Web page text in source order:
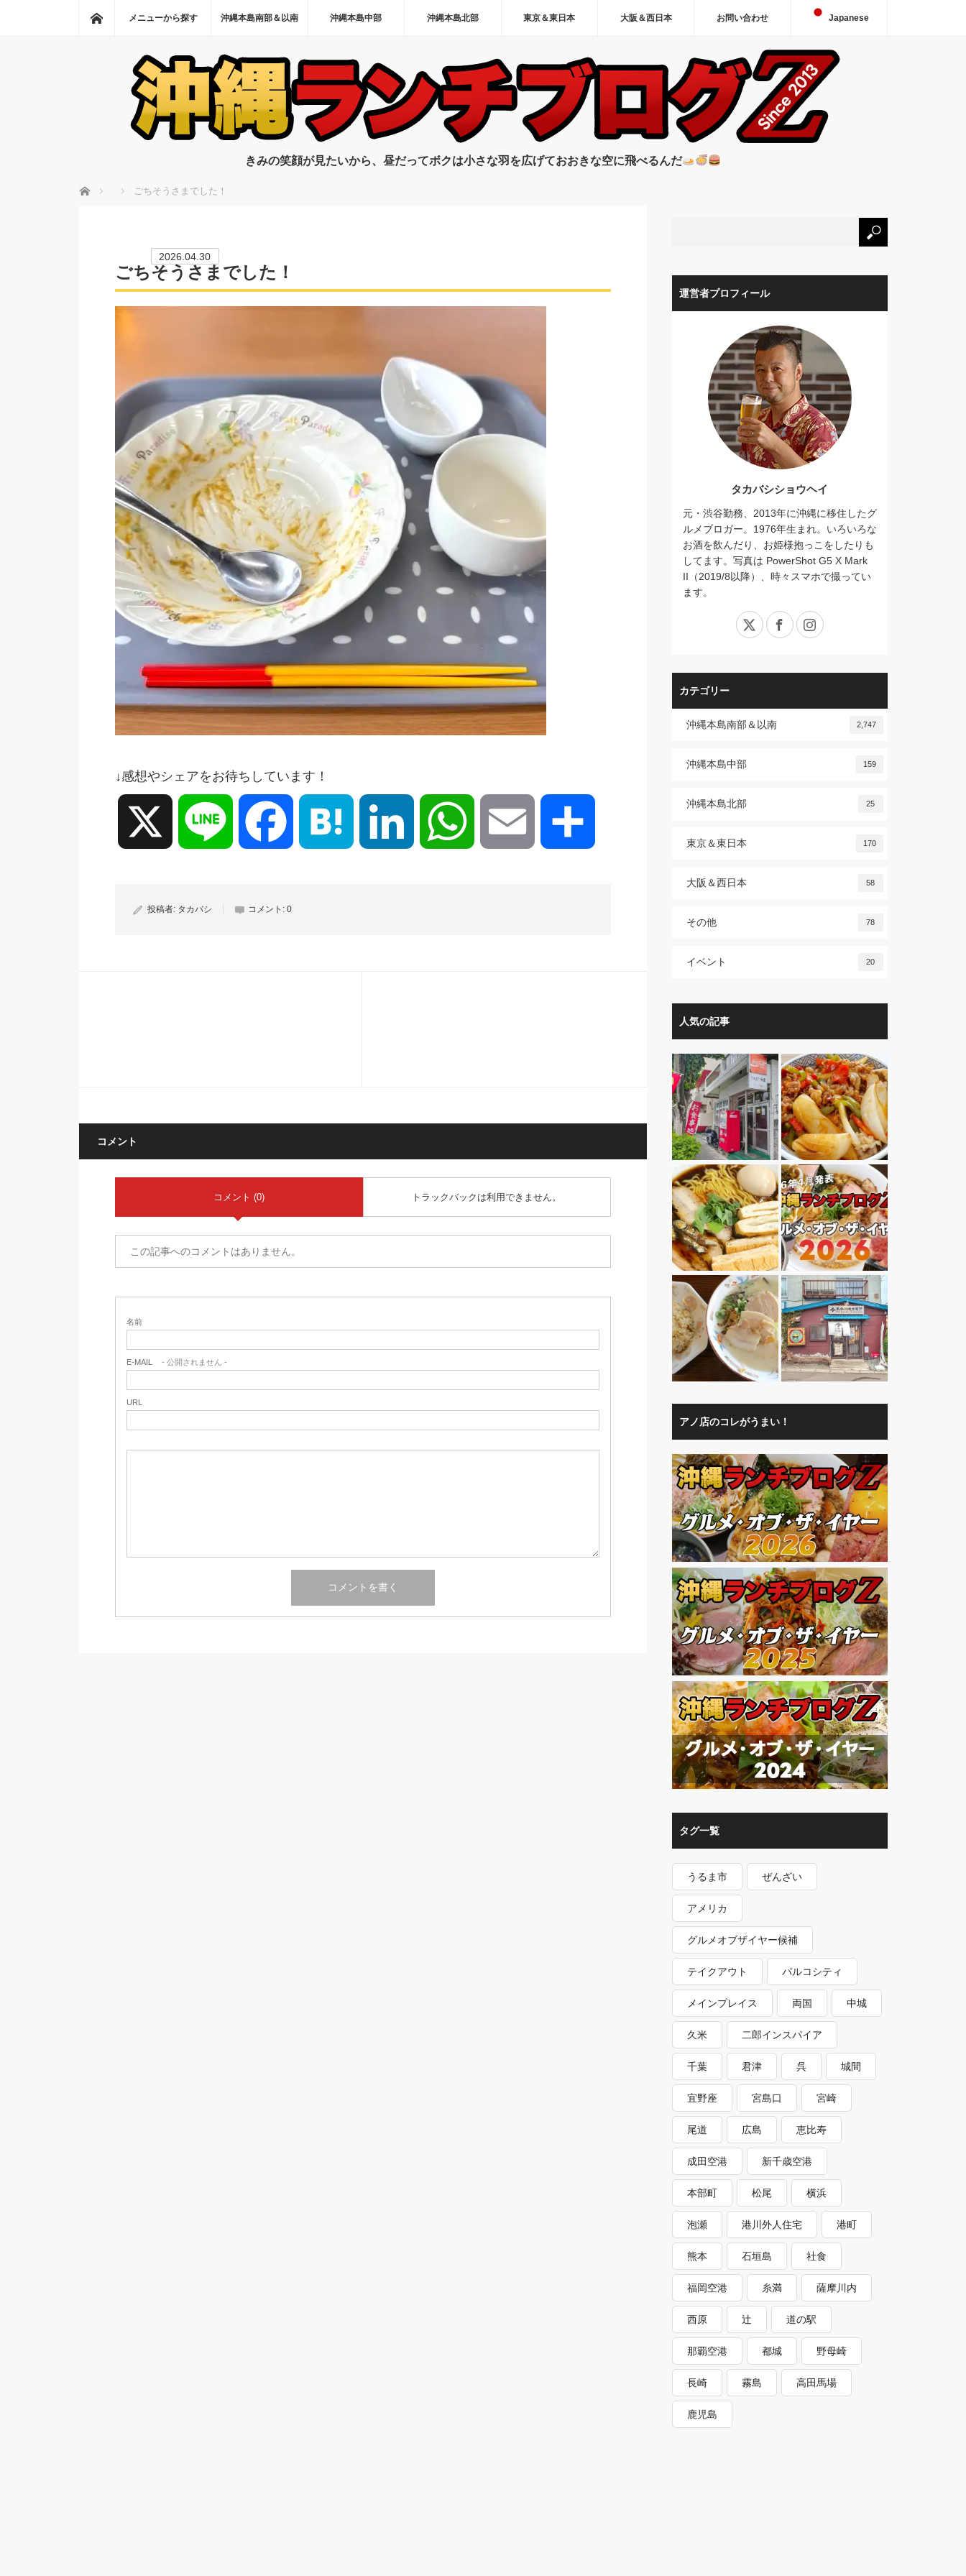
ホーム
メニューから探す 沖縄本島南部＆以南 沖縄本島中部 沖縄本島北部 東京＆東日本 大阪＆西日本 お問い合わせ Japanese
きみの笑顔が見たいから、昼だってボクは小さな羽を広げておおきな空に飛べるんだ
ホーム ごちそうさまでした！
2026.04.30
ごちそうさまでした！
↓感想やシェアをお待ちしています！
Line Facebook Hatena LinkedIn WhatsApp Email
投稿者: タカバシ コメント: 0
コメント
コメント (0) トラックバックは利用できません。
この記事へのコメントはありません。
名前
E-MAIL - 公開されません -
URL
運営者プロフィール
タカバシショウヘイ
元・渋谷勤務、2013年に沖縄に移住したグ
ルメブロガー。1976年生まれ。いろいろな
お酒を飲んだり、お姫様抱っこをしたりも
してます。写真は PowerShot G5 X Mark
II（2019/8以降）、時々スマホで撮ってい
ます。
X FacebookInstagram
カテゴリー
沖縄本島南部＆以南 2,747
沖縄本島中部 159
沖縄本島北部 25
東京＆東日本 170
大阪＆西日本 58
その他 78
イベント 20
人気の記事
アノ店のコレがうまい！
タグ一覧
うるま市 ぜんざい
アメリカ
グルメオブザイヤー候補
テイクアウト パルコシティ
メインプレイス 両国 中城
久米 二郎インスパイア
千葉 君津 呉 城間
宜野座 宮島口 宮崎
尾道 広島 恵比寿
成田空港 新千歳空港
本部町 松尾 横浜
泡瀬 港川外人住宅 港町
熊本 石垣島 社食
福岡空港 糸満 薩摩川内
西原 辻 道の駅
那覇空港 都城 野母崎
長崎 霧島 高田馬場
鹿児島